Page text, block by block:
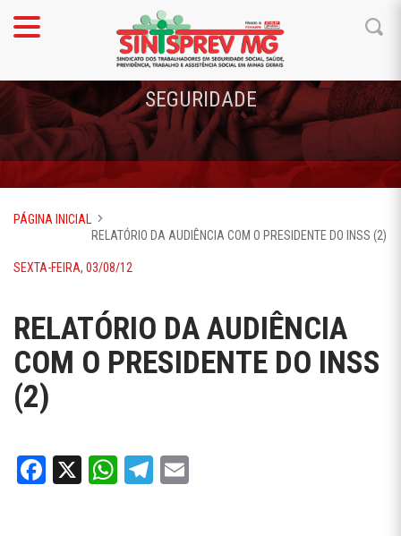
SEGURIDADE
PÁGINA INICIAL
RELATÓRIO DA AUDIÊNCIA COM O PRESIDENTE DO INSS (2)
SEXTA-FEIRA, 03/08/12
RELATÓRIO DA AUDIÊNCIA
COM O PRESIDENTE DO INSS
(2)
Facebook
X WhatsApp
Telegram